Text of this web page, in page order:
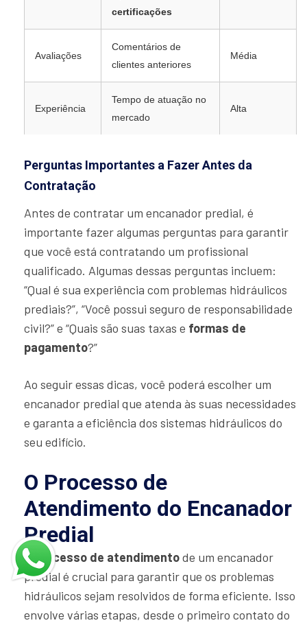
certificações
Avaliações
Comentários de
clientes anteriores
Média
Experiência
Tempo de atuação no
mercado
Alta
Perguntas Importantes a Fazer Antes da
Contratação
Antes de contratar um encanador predial, é
importante fazer algumas perguntas para garantir
que você está contratando um profissional
qualificado. Algumas dessas perguntas incluem:
“Qual é sua experiência com problemas hidráulicos
prediais?”, “Você possui seguro de responsabilidade
civil?” e “Quais são suas taxas e formas de
pagamento?”
Ao seguir essas dicas, você poderá escolher um
encanador predial que atenda às suas necessidades
e garanta a eficiência dos sistemas hidráulicos do
seu edifício.
O Processo de
Atendimento do Encanador
Predial
O processo de atendimentode um encanador
predial é crucial para garantir que os problemas
hidráulicos sejam resolvidos de forma eficiente. Isso
envolve várias etapas, desde o primeiro contato do